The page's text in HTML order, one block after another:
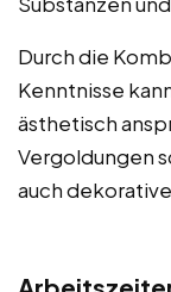
Durch die
Kenntnisse
ästhetisch
Vergoldungen
auch